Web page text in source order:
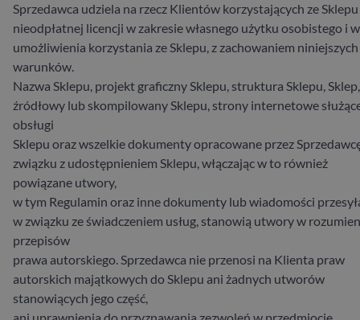
Sprzedawca udziela na rzecz Klientów korzystających ze Sklepu
nieodpłatnej licencji w zakresie własnego użytku osobistego i
umożliwienia korzystania ze Sklepu, z zachowaniem niniejszych
warunków.
Nazwa Sklepu, projekt graficzny Sklepu, struktura Sklepu,
źródłowy lub skompilowany Sklepu, strony internetowe
obsługi
Sklepu oraz wszelkie dokumenty opracowane przez
związku z udostępnieniem Sklepu, włączając w to również
powiązane utwory,
w tym Regulamin oraz inne dokumenty lub wiadomości
w związku ze świadczeniem usług, stanowią utwory w
przepisów
prawa autorskiego. Sprzedawca nie przenosi na Klienta praw
autorskich majątkowych do Sklepu ani żadnych utworów
stanowiących jego część,